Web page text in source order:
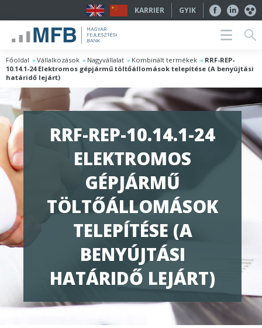
KARRIER GYIK
Főoldal Vállalkozások Nagyvállalat Kombinált termékek
RRF-REP-
10.14.1-24 Elektromos gépjármű töltőállomások telepítése (A benyújtási
határidő lejárt)
RRF-REP-10.14.1-24
ELEKTROMOS
GÉPJÁRMŰ
TÖLTŐÁLLOMÁSOK
TELEPÍTÉSE (A
BENYÚJTÁSI
HATÁRIDŐ LEJÁRT)